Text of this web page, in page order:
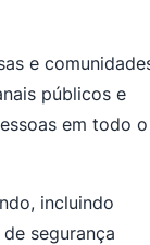
e
públicos e
em todo o
incluindo
segurança